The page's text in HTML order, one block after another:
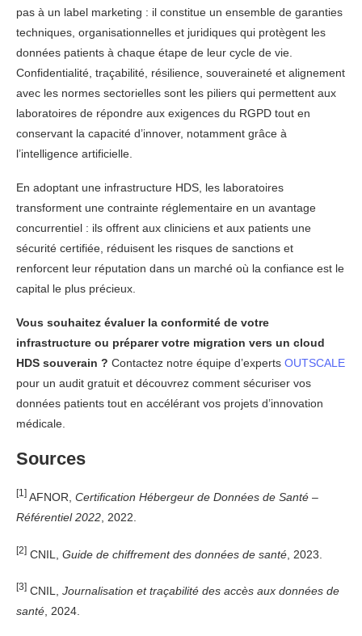
pas à un label marketing : il constitue un ensemble de garanties
techniques, organisationnelles et juridiques qui protègent les
données patients à chaque étape de leur cycle de vie.
Confidentialité, traçabilité, résilience, souveraineté et alignement
avec les normes sectorielles sont les piliers qui permettent aux
laboratoires de répondre aux exigences du RGPD tout en
conservant la capacité d’innover, notamment grâce à
l’intelligence artificielle.
En adoptant une infrastructure HDS, les laboratoires
transforment une contrainte réglementaire en un avantage
concurrentiel : ils offrent aux cliniciens et aux patients une
sécurité certifiée, réduisent les risques de sanctions et
renforcent leur réputation dans un marché où la confiance est le
capital le plus précieux.
Vous souhaitez évaluer la conformité de votre
infrastructure ou préparer votre migration vers un cloud
HDS souverain ? Contactez notre équipe d’experts OUTSCALE
pour un audit gratuit et découvrez comment sécuriser vos
données patients tout en accélérant vos projets d’innovation
médicale.
Sources
[1] AFNOR, Certification Hébergeur de Données de Santé –
Référentiel 2022 , 2022.
[2] CNIL, Guide de chiffrement des données de santé , 2023.
[3] CNIL, Journalisation et traçabilité des accès aux données de
santé , 2024.